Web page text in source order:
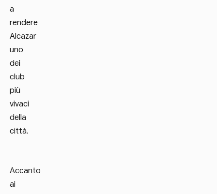
a
rendere
Alcazar
uno
dei
club
più
vivaci
della
città.
Accanto
ai